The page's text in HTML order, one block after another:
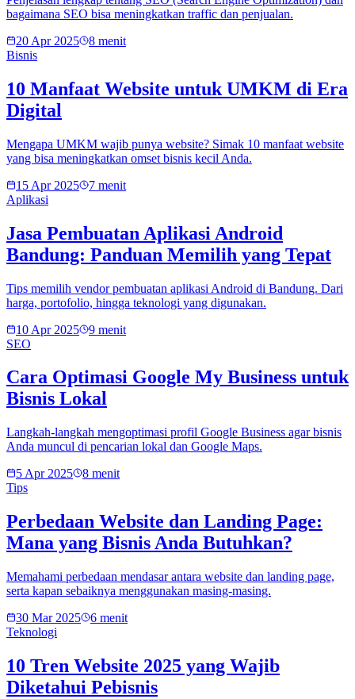
bagaimana SEO bisa meningkatkan traffic dan penjualan.
20 Apr 2025
8 menit
Bisnis
10 Manfaat Website untuk UMKM di Era
Digital
Mengapa UMKM wajib punya website? Simak 10 manfaat website
yang bisa meningkatkan omset bisnis kecil Anda.
15 Apr 2025
7 menit
Aplikasi
Jasa Pembuatan Aplikasi Android
Bandung: Panduan Memilih yang Tepat
Tips memilih vendor pembuatan aplikasi Android di Bandung. Dari
harga, portofolio, hingga teknologi yang digunakan.
10 Apr 2025
9 menit
SEO
Cara Optimasi Google My Business untuk
Bisnis Lokal
Langkah-langkah mengoptimasi profil Google Business agar bisnis
Anda muncul di pencarian lokal dan Google Maps.
5 Apr 2025
8 menit
Tips
Perbedaan Website dan Landing Page:
Mana yang Bisnis Anda Butuhkan?
Memahami perbedaan mendasar antara website dan landing page,
serta kapan sebaiknya menggunakan masing-masing.
30 Mar 2025
6 menit
Teknologi
10 Tren Website 2025 yang Wajib
Diketahui Pebisnis